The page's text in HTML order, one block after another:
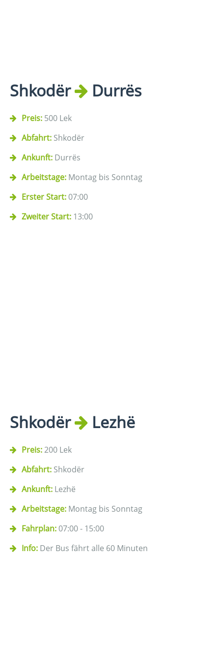
Shkodër Durrës
Preis: 500 Lek
Abfahrt: Shkodër
Ankunft: Durrës
Arbeitstage: Montag bis Sonntag
Erster Start: 07:00
Zweiter Start: 13:00
Shkodër Lezhë
Preis:200 Lek
Abfahrt: Shkodër
Ankunft: Lezhë
Arbeitstage: Montag bis Sonntag
Fahrplan: 07:00 - 15:00
Info: Der Bus fährt alle 60 Minuten